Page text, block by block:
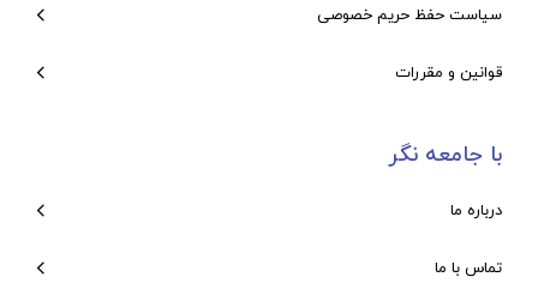
سیاست حفظ حریم خصوصی
قوانین و مقررات
با جامعه نگر
درباره ما
تماس با ما